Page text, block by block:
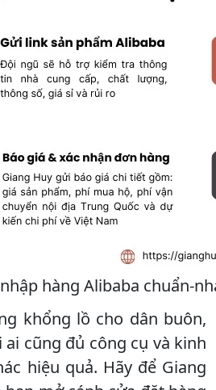
hàng Alibaba chuẩn-
khổng lồ cho dân buôn,
cũng đủ công cụ và kinh
hiệu quả. Hãy để Giang